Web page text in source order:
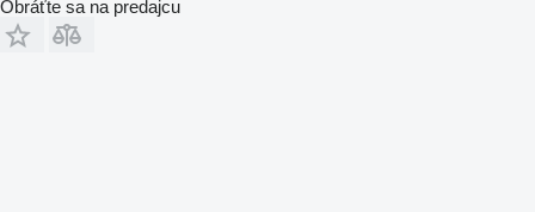
Obráťte sa na predajcu